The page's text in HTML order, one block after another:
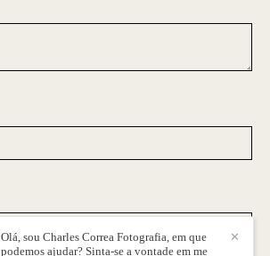
✕
Olá, sou Charles Correa Fotografia, em que
podemos ajudar? Sinta-se a vontade em me